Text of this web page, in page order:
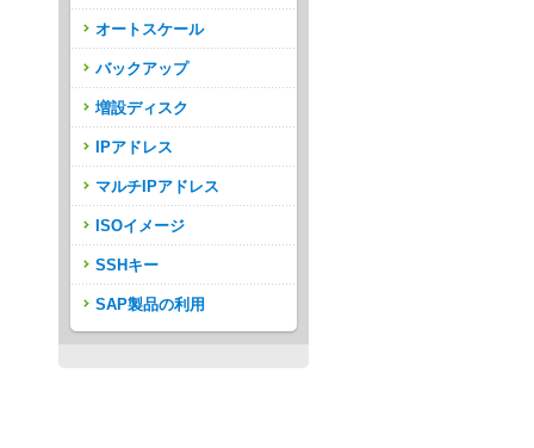
オートスケール
バックアップ
増設ディスク
IPアドレス
マルチIPアドレス
ISOイメージ
SSHキー
SAP製品の利用